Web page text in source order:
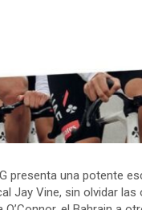
presenta una potente
Jay Vine, sin olvidar